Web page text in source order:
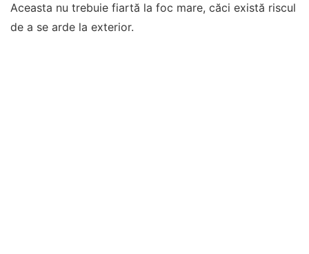
Aceasta nu trebuie fiartă la foc mare, căci există riscul
de a se arde la exterior.